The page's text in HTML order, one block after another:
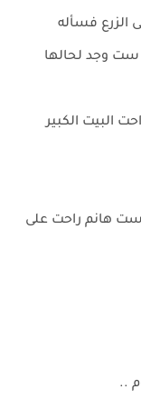
الزرع فسأله
وجد لحالها
البيت الكبير
هانم راحت على
..